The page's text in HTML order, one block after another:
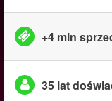
+4 mln
35 lat